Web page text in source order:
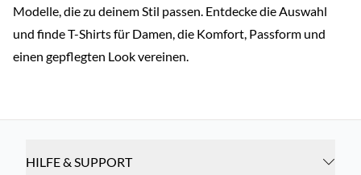
Modelle, die zu deinem Stil passen. Entdecke die Auswahl
und finde T-Shirts für Damen, die Komfort, Passform und
einen gepflegten Look vereinen.
HILFE & SUPPORT